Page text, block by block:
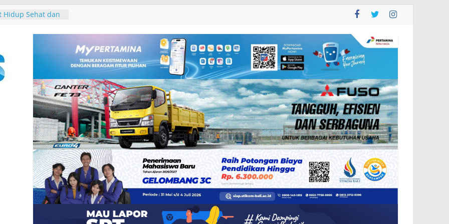
Market 2026:
Pariwisata
Sesama, PT
Fun Run dan
Seminar
Seksual
Sthala Ubud
Pameran
Pertama, dan
untuk Uang”
Pemkab
Tim Bersama